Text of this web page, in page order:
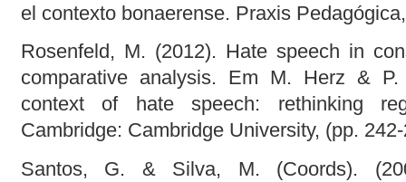
el contexto bonaerense. Praxis
Rosenfeld, M. (2012). Hate speech in
comparative analysis. Em M. Herz &
context of hate speech: rethinking
Cambridge: Cambridge University, (pp.
Santos, G. & Silva, M. (Coords).